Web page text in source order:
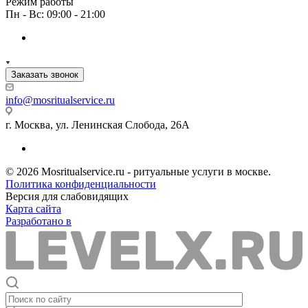
Пн - Вс: 09:00 - 21:00
Заказать звонок
info@mosritualservice.ru
г. Москва, ул. Ленинская Слобода, 26А
© 2026 Mosritualservice.ru - ритуальные услуги в москве.
Политика конфиденциальности
Версия для слабовидящих
Карта сайта
Разработано в